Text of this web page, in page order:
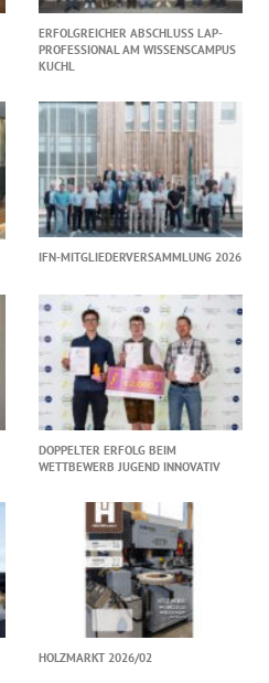
ERFOLGREICHER ABSCHLUSS LAP-
PROFESSIONAL AM WISSENSCAMPUS
KUCHL
IFN-MITGLIEDERVERSAMMLUNG 2026
DOPPELTER ERFOLG BEIM
WETTBEWERB JUGEND INNOVATIV
HOLZMARKT 2026/02